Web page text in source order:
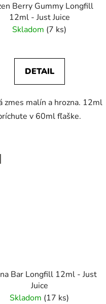
Berry Gummy Longfill
12ml - Just Juice
Skladom (7 ks)
DETAIL
zmes malín a hrozna. 12ml
v 60ml fľaške.
Bar Longfill 12ml - Just
Juice
Skladom (17 ks)